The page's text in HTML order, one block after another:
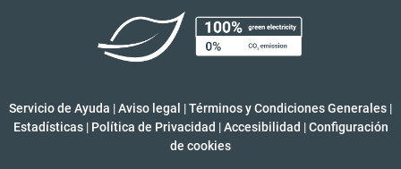
Servicio de Ayuda |Aviso legal |Términos y Condiciones Generales |
Estadísticas | Política de Privacidad | Accesibilidad | Configuración
de cookies